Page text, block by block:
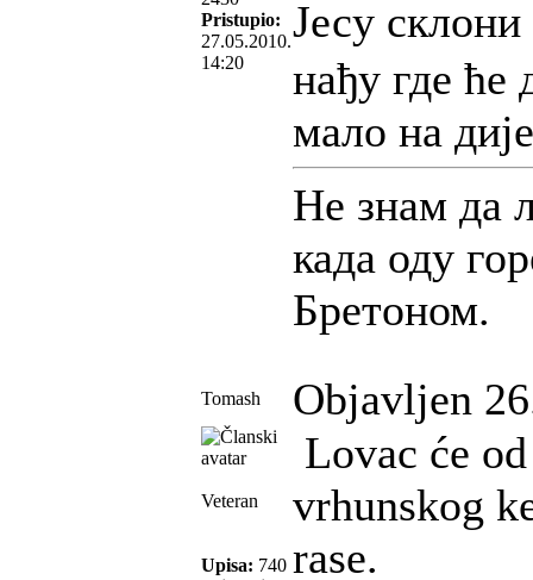
Pristupio:
27.05.2010.
14:20
Јесу
нађу где ће
мало на
Не знам да
када оду
Бретоном.
Tomash Objavljen
Veteran
Upisa: 740
Lovac će
vrhunskog
rase.